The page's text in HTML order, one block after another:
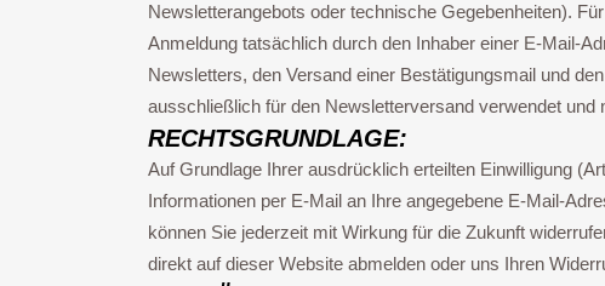
Newsletterangebots oder technische Gegebenheiten).
Anmeldung tatsächlich durch den Inhaber einer E-Mail-
Newsletters, den Versand einer Bestätigungsmail und
ausschließlich für den Newsletterversand verwendet und
RECHTSGRUNDLAGE:
Auf Grundlage Ihrer ausdrücklich erteilten Einwilligung
Informationen per E-Mail an Ihre angegebene E-Mail-
können Sie jederzeit mit Wirkung für die Zukunft
direkt auf dieser Website abmelden oder uns Ihren